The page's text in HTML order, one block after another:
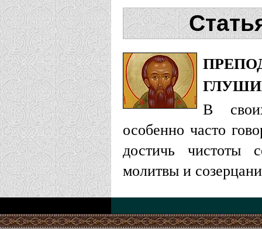
В
особенно часто
достичь чистоты
молитвы и